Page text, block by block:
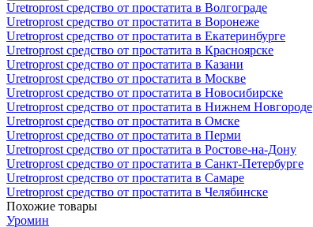
Uretroprost средство от простатита в Волгограде
Uretroprost средство от простатита в Воронеже
Uretroprost средство от простатита в Екатеринбурге
Uretroprost средство от простатита в Красноярске
Uretroprost средство от простатита в Казани
Uretroprost средство от простатита в Москве
Uretroprost средство от простатита в Новосибирске
Uretroprost средство от простатита в Нижнем Новгороде
Uretroprost средство от простатита в Омске
Uretroprost средство от простатита в Перми
Uretroprost средство от простатита в Ростове-на-Дону
Uretroprost средство от простатита в Санкт-Петербурге
Uretroprost средство от простатита в Самаре
Uretroprost средство от простатита в Челябинске
Похожие товары
Уромин